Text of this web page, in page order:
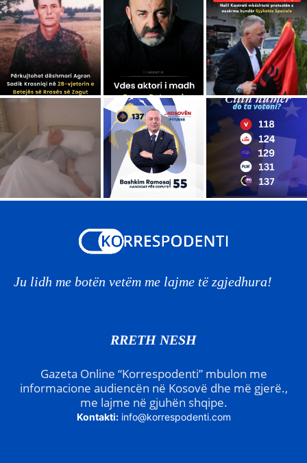
Ju lidh me botën vetëm me lajme të zgjedhura!
RRETH NESH
Gazeta Online “Korrespodenti” mbulon me
informacione audiencën në Kosovë dhe më gjerë.,
me lajme në gjuhën shqipe.
Kontakti: info@korrespodenti.com